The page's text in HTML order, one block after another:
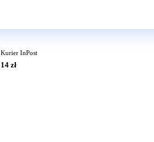
Kurier InPost
14 zł